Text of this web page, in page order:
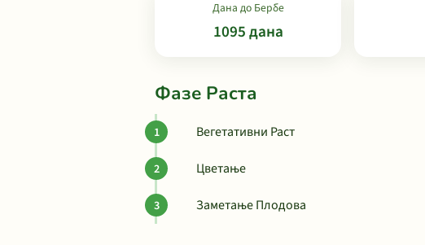
Дана до Бербе
1095 дана
Фазе Раста
Вегетативни Раст
Цветање
Заметање Плодова